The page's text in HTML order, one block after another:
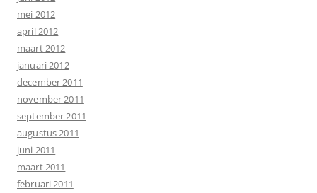
mei 2012
april 2012
maart 2012
januari 2012
december 2011
november 2011
september 2011
augustus 2011
juni 2011
maart 2011
februari 2011